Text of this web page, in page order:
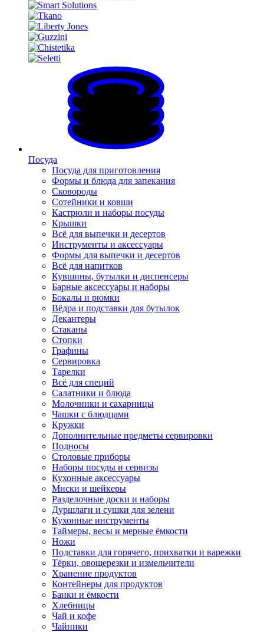
Посуда
Посуда для приготовления
Формы и блюда для запекания
Сковороды
Сотейники и ковши
Кастрюли и наборы посуды
Крышки
Всё для выпечки и десертов
Инструменты и аксессуары
Формы для выпечки и десертов
Всё для напитков
Кувшины, бутылки и диспенсеры
Барные аксессуары и наборы
Бокалы и рюмки
Вёдра и подставки для бутылок
Декантеры
Стаканы
Стопки
Графины
Сервировка
Тарелки
Всё для специй
Салатники и блюда
Молочники и сахарницы
Чашки с блюдцами
Кружки
Дополнительные предметы сервировки
Подносы
Столовые приборы
Наборы посуды и сервизы
Кухонные аксессуары
Миски и шейкеры
Разделочные доски и наборы
Дуршлаги и сушки для зелени
Кухонные инструменты
Таймеры, весы и мерные ёмкости
Ножи
Подставки для горячего, прихватки и варежки
Тёрки, овощерезки и измельчители
Хранение продуктов
Контейнеры для продуктов
Банки и ёмкости
Хлебницы
Чай и кофе
Чайники